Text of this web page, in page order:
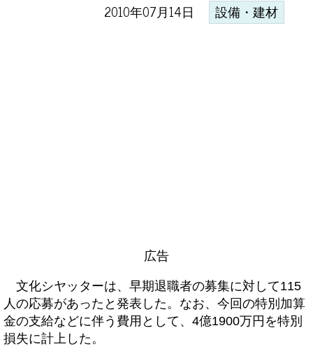
2010年07月14日 設備・建材
広告
文化シヤッターは、早期退職者の募集に対して115
人の応募があったと発表した。なお、今回の特別加算
金の支給などに伴う費用として、4億1900万円を特別
損失に計上した。